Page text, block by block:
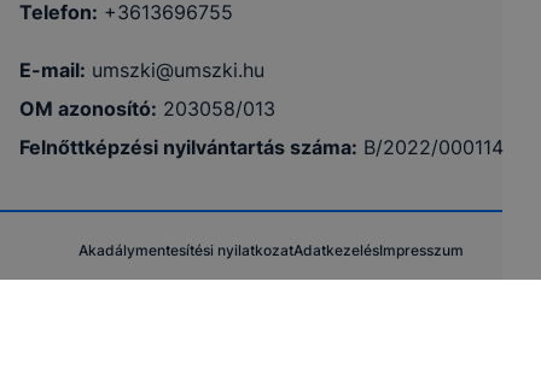
Telefon: +3613696755
E-mail: umszki@umszki.hu
OM azonosító: 203058/013
Felnőttképzési nyilvántartás száma: B/2022/000114
Akadálymentesítési nyilatkozatAdatkezelésImpresszum